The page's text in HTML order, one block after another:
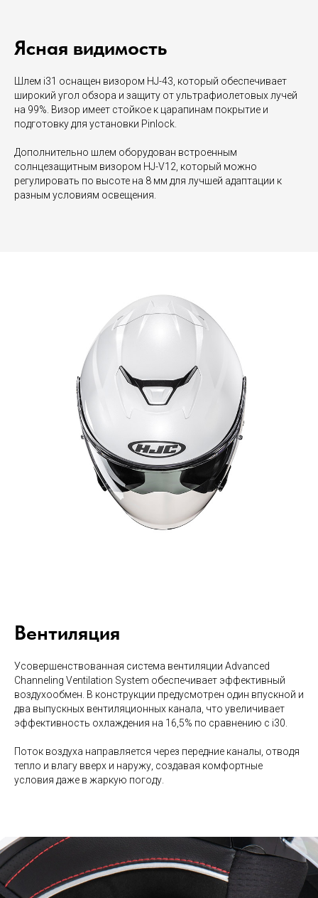
Ясная видимость
Шлем i31 оснащен визором HJ-43, который обеспечивает
широкий угол обзора и защиту от ультрафиолетовых лучей
на 99%. Визор имеет стойкое к царапинам покрытие и
подготовку для установки Pinlock.
Дополнительно шлем оборудован встроенным
солнцезащитным визором HJ-V12, который можно
регулировать по высоте на 8 мм для лучшей адаптации к
разным условиям освещения.
Вентиляция
Усовершенствованная система вентиляции Advanced
Channeling Ventilation System обеспечивает эффективный
воздухообмен. В конструкции предусмотрен один впускной и
два выпускных вентиляционных канала, что увеличивает
эффективность охлаждения на 16,5% по сравнению с i30.
Поток воздуха направляется через передние каналы, отводя
тепло и влагу вверх и наружу, создавая комфортные
условия даже в жаркую погоду.